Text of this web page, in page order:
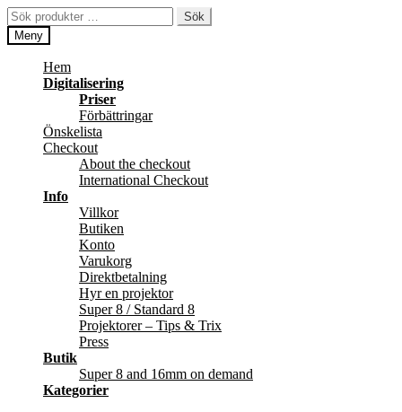
Hoppa
till
navigering
Hoppa
till
innehåll
Sök
efter:
Sök
Meny
Hem
Digitalisering
Priser
Förbättringar
Önskelista
Checkout
About the checkout
International Checkout
Info
Villkor
Butiken
Konto
Varukorg
Direktbetalning
Hyr en projektor
Super 8 / Standard 8
Projektorer – Tips & Trix
Press
Butik
Super 8 and 16mm on demand
Kategorier